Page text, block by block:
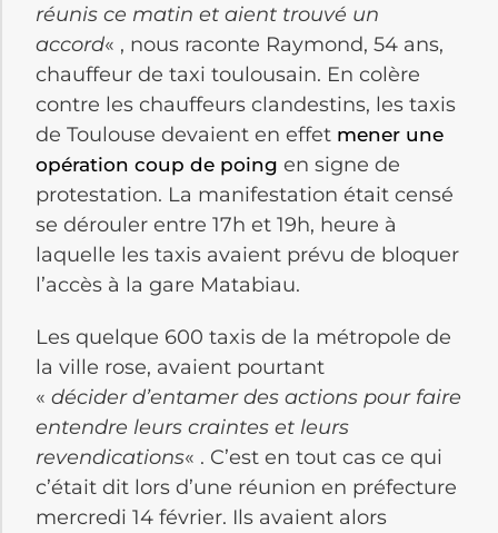
réunis ce matin et aient trouvé un
accord« , nous raconte Raymond, 54 ans,
chauffeur de taxi toulousain. En colère
contre les chauffeurs clandestins, les taxis
de Toulouse devaient en effet mener une
opération coup de poing en signe de
protestation. La manifestation était censé
se dérouler entre 17h et 19h, heure à
laquelle les taxis avaient prévu de bloquer
l’accès à la gare Matabiau.
Les quelque 600 taxis de la métropole de
la ville rose, avaient pourtant
« décider d’entamer des actions pour faire
entendre leurs craintes et leurs
revendications« . C’est en tout cas ce qui
c’était dit lors d’une réunion en préfecture
mercredi 14 février. Ils avaient alors